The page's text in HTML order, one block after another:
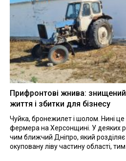
Прифронтові жнива: знищений
життя і збитки для бізнесу
Чуйка, бронежилет і шолом. Нині це
фермера на Херсонщині. У деяких
чим ближчий Дніпро, який розділяє
окуповану ліву частину області, тим